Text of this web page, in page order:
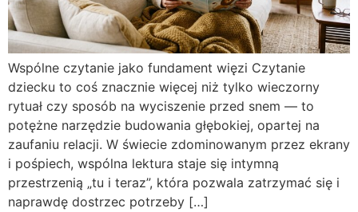
Wspólne czytanie jako fundament więzi Czytanie
dziecku to coś znacznie więcej niż tylko wieczorny
rytuał czy sposób na wyciszenie przed snem — to
potężne narzędzie budowania głębokiej, opartej na
zaufaniu relacji. W świecie zdominowanym przez ekrany
i pośpiech, wspólna lektura staje się intymną
przestrzenią „tu i teraz”, która pozwala zatrzymać się i
naprawdę dostrzec potrzeby […]